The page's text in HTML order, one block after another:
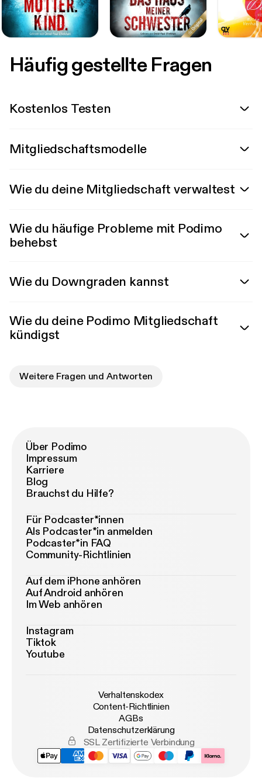
Häufig gestellte Fragen
Kostenlos Testen
Mitgliedschaftsmodelle
Wie du deine Mitgliedschaft verwaltest
Wie du häufige Probleme mit Podimo
behebst
Wie du Downgraden kannst
Wie du deine Podimo Mitgliedschaft
kündigst
Weitere Fragen und Antworten
Über Podimo
Impressum
Karriere
Blog
Brauchst du Hilfe?
Für Podcaster*innen
Als Podcaster*in anmelden
Podcaster*in FAQ
Community-Richtlinien
Auf dem iPhone anhören
Auf Android anhören
Im Web anhören
Instagram
Tiktok
Youtube
Verhaltenskodex
Content-Richtlinien
AGBs
Datenschutzerklärung
SSL Zertifizierte Verbindung